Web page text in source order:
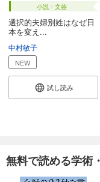
小説・文芸
選択的夫婦別姓はなぜ日
本を変え...
中村敏子
NEW
試し読み
無料で読める学術